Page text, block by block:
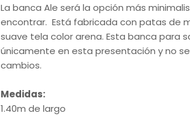
La banca Ale será la opción más
encontrar. Está fabricada con patas de
suave tela color arena. Esta banca para
únicamente en esta presentación y no
cambios.
Medidas:
1.40m de largo